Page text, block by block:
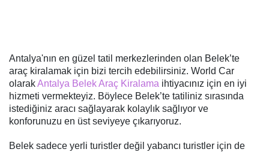
Antalya'nın en güzel tatil merkezlerinden olan Belek’te
araç kiralamak için bizi tercih edebilirsiniz. World Car
olarakAntalya Belek Araç Kiralama ihtiyacınız için en iyi
hizmeti vermekteyiz. Böylece Belek’te tatiliniz sırasında
istediğiniz aracı sağlayarak kolaylık sağlıyor ve
konforunuzu en üst seviyeye çıkarıyoruz.
Belek sadece yerli turistler değil yabancı turistler için de